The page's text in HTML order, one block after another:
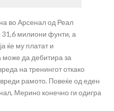
во Арсенал од Реал
милиони фунти, а
ќе му платат и
да дебитира за
на тренингот откако
рамото. Повеќе од еден
Мерино конечно ги одигра